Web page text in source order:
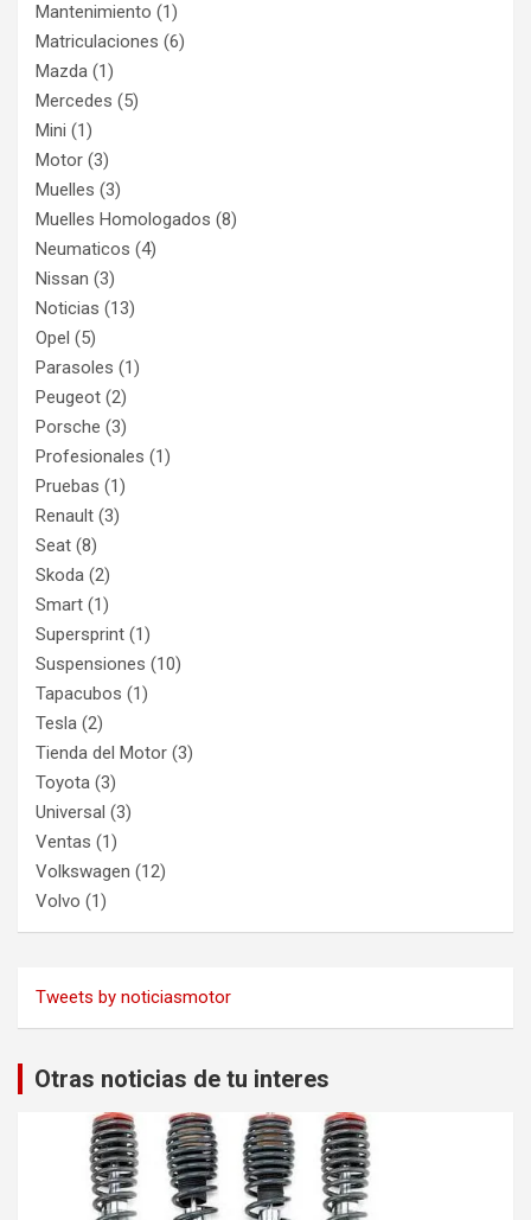
Mantenimiento (1)
Matriculaciones (6)
Mazda (1)
Mercedes (5)
Mini (1)
Motor (3)
Muelles (3)
Muelles Homologados (8)
Neumaticos (4)
Nissan (3)
Noticias (13)
Opel (5)
Parasoles (1)
Peugeot (2)
Porsche (3)
Profesionales (1)
Pruebas (1)
Renault (3)
Seat (8)
Skoda (2)
Smart (1)
Supersprint (1)
Suspensiones (10)
Tapacubos (1)
Tesla (2)
Tienda del Motor (3)
Toyota (3)
Universal (3)
Ventas (1)
Volkswagen (12)
Volvo (1)
Tweets by noticiasmotor
Otras noticias de tu interes